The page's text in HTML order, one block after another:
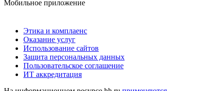
Мобильное приложение
Этика и комплаенс
Оказание услуг
Использование сайтов
Защита персональных данных
Пользовательское соглашение
ИТ аккредитация